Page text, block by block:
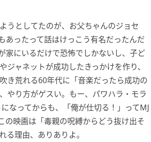
うとしてたのが、お父ちゃんのジョセ
あったって話はけっこう有名だったんだ
家にいるだけで恐怖でしかないし、子ど
ャネットが成功したきっかけを作り、
き荒れる60年代に「音楽だったら成功の
やり方がゲスい。もー、パワハラ・モラ
なってからも、「俺が仕切る！」ってMJ
映画は「毒親の呪縛からどう抜け出そ
る理由、ありありよ。